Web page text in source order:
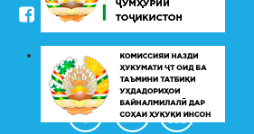
/kudakon